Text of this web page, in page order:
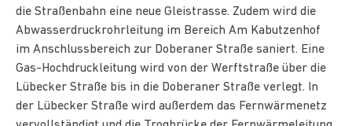
die Straßenbahn eine neue Gleistrasse. Zudem wird die
Abwasserdruckrohrleitung im Bereich Am Kabutzenhof
im Anschlussbereich zur Doberaner Straße saniert. Eine
Gas-Hochdruckleitung wird von der Werftstraße über die
Lübecker Straße bis in die Doberaner Straße verlegt. In
der Lübecker Straße wird außerdem das Fernwärmenetz